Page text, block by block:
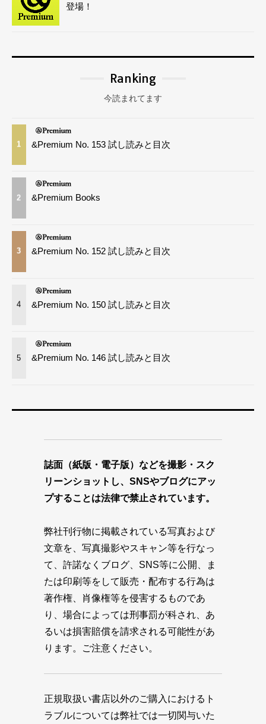
登場！
Ranking
今読まれてます
1 &Premium No. 153 試し読みと目次
2 &Premium Books
3 &Premium No. 152 試し読みと目次
4 &Premium No. 150 試し読みと目次
5 &Premium No. 146 試し読みと目次
誌面（紙版・電子版）などを撮影・スク
リーンショットし、SNSやブログにアッ
プすることは法律で禁止されています。
弊社刊行物に掲載されている写真および
文章を、写真撮影やスキャン等を行なっ
て、許諾なくブログ、SNS等に公開、ま
たは印刷等をして販売・配布する行為は
著作権、肖像権等を侵害するものであ
り、場合によっては刑事罰が科され、あ
るいは損害賠償を請求される可能性があ
ります。ご注意ください。
正規取扱い書店以外のご購入におけるト
ラブルについては弊社では一切関与いた